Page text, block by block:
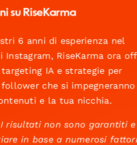
su RiseKarma
6 anni di esperienza nel
Instagram, RiseKarma ora
IA e strategie per
follower che si impegneranno
e la tua nicchia.
risultati non sono garantiti e
in base a numerosi